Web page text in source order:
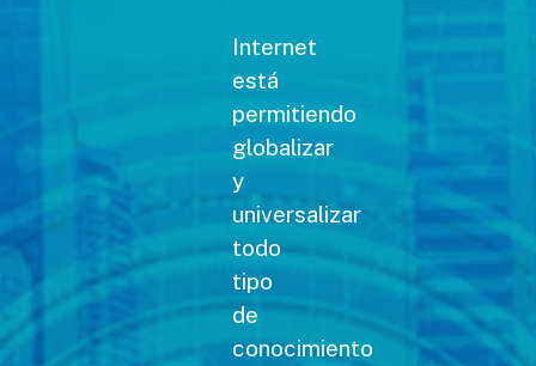
Internet
está
permitiendo
globalizar
y
universalizar
todo
tipo
de
conocimiento